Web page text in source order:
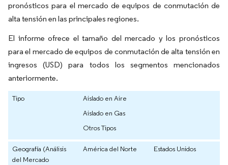
pronósticos para el mercado de equipos de conmutación de
alta tensión en las principales regiones.
El informe ofrece el tamaño del mercado y los pronósticos
para el mercado de equipos de conmutación de alta tensión en
ingresos (USD) para todos los segmentos mencionados
anteriormente.
Tipo
Aislado en Aire
Aislado en Gas
Otros Tipos
Geografía (Análisis
del Mercado
América del Norte Estados Unidos